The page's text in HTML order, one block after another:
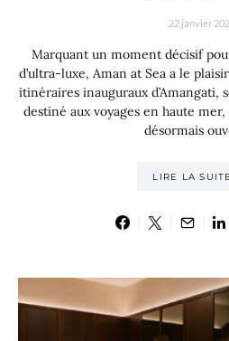
22 janvier
Marquant un moment décisif
d’ultra-luxe, Aman at Sea a le
itinéraires inauguraux d’Amangati,
destiné aux voyages en haute
désormais
LIRE LA SUITE